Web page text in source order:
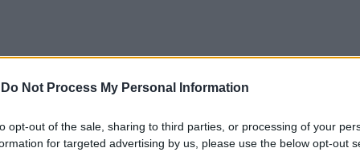
Do Not Process My Personal Information
opt-out of the sale, sharing to third parties, or processing of your
for targeted advertising by us, please use the below opt-out